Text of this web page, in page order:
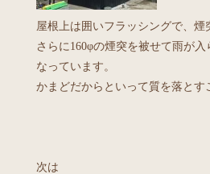
屋根上は囲いフラッシングで、
さらに160φの煙突を被せて雨が
なっています。
かまどだからといって質を落とす
次は